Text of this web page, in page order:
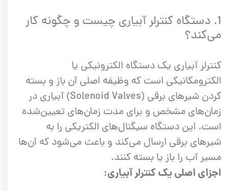
1. دستگاه کنترلر آبیاری چیست و چگونه کار
می‌کند؟
کنترلر آبیاری یک دستگاه الکترونیکی یا
الکترومکانیکی است که وظیفه اصلی آن باز و بسته
کردن شیرهای برقی (Solenoid Valves) آبیاری در
زمان‌های مشخص و برای مدت زمان‌های تعیین‌شده
است. این دستگاه سیگنال‌های الکتریکی را به
شیرهای برقی ارسال می‌کند و باعث می‌شود که آن‌ها
مسیر آب را باز یا بسته کنند.
اجزای اصلی یک کنترلر آبیاری: